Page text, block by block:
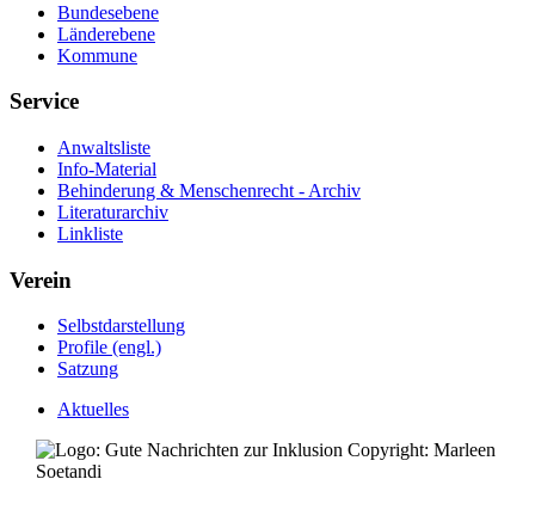
Bundesebene
Länderebene
Kommune
Service
Anwaltsliste
Info-Material
Behinderung & Menschenrecht - Archiv
Literaturarchiv
Linkliste
Verein
Selbstdarstellung
Profile (engl.)
Satzung
Aktuelles